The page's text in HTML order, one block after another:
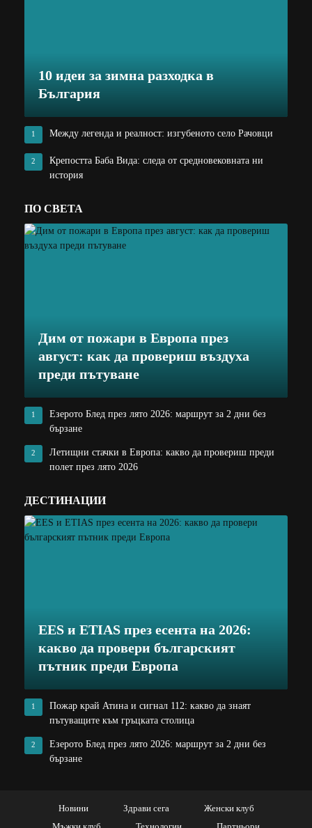
10 идеи за зимна разходка в
България
1 Между легенда и реалност: изгубеното село Рачовци
2
Крепостта Баба Вида: следа от средновековната ни
история
ПО СВЕТА
Дим от пожари в Европа през
август: как да провериш въздуха
преди пътуване
1
Езерото Блед през лято 2026: маршрут за 2 дни без
бързане
2
Летищни стачки в Европа: какво да провериш преди
полет през лято 2026
ДЕСТИНАЦИИ
EES и ETIAS през есента на 2026:
какво да провери българският
пътник преди Европа
1
Пожар край Атина и сигнал 112: какво да знаят
пътуващите към гръцката столица
2
Езерото Блед през лято 2026: маршрут за 2 дни без
бързане
Новини Здрави сега
Женски клуб